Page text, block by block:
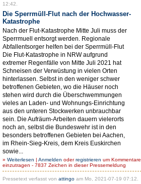
12:42.
Die Sperrmüll-Flut nach der Hochwasser-
Katastrophe
Nach der Flut-Katastrophe Mitte Juli muss der
Sperrmuell entsorgt werden. Regionale
Abfallentsorger helfen bei der Sperrmüll-Flut
Die Flut-Katastrophe in NRW aufgrund
extremer Regenfälle von Mitte Juli 2021 hat
Schneisen der Verwüstung in vielen Orten
hinterlassen. Selbst in den weniger schwer
betroffenen Gebieten, wo die Häuser noch
stehen wird durch die Überschwemmungen
vieles an Laden- und Wohnungs-Einrichtung
aus den unteren Stockwerken unbrauchbar
sein. Die Aufräum-Arbeiten dauern vielerorts
noch an, selbst die Bundeswehr ist in den
besonders betroffenen Gebieten bei Aachen,
im Rhein-Sieg-Kreis, dem Kreis Euskirchen
sowie...
» Weiterlesen | Anmelden oderregistrieren um Kommentare
einzutragen - 7837 Zeichen in dieser Pressemeldung
Pressetext verfasst von attingo am Mo, 2021-07-19 07:12.